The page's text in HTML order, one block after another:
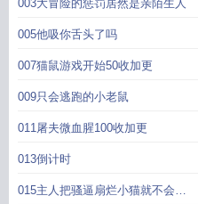
003大冒险的惩罚居然是亲陌生人
005他吸你舌头了吗
007猫鼠游戏开始50收加更
009只会逃跑的小老鼠
011屠夫微血腥100收加更
013倒计时
015主人把骚逼扇烂小猫就不会发